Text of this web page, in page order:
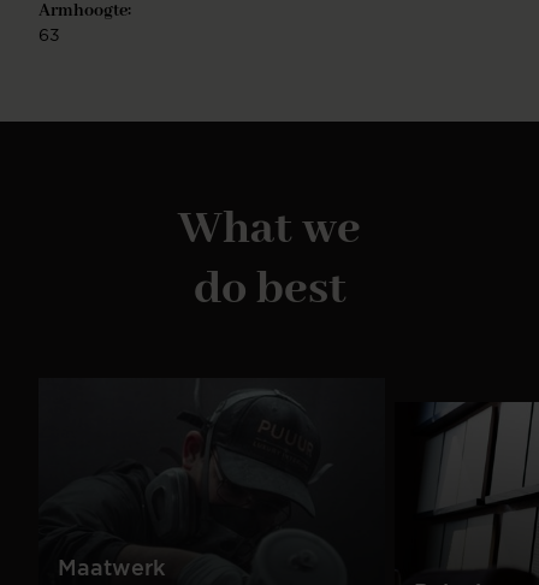
naturel, walnoot en zwart. De Misaki stoel is
eenvoudig te monteren.
Armhoogte:
63
What we
do best
Maatwerk